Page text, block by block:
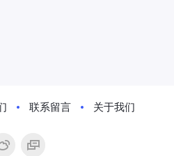
联系留言 关于我们